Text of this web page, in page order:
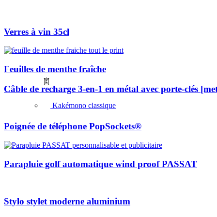
Kakémono classique
Verres à vin 35cl
Feuilles de menthe fraîche
Câble de recharge 3-en-1 en métal avec porte-clés
Poignée de téléphone PopSockets®
Parapluie golf automatique wind proof PASSAT
Stylo stylet moderne aluminium